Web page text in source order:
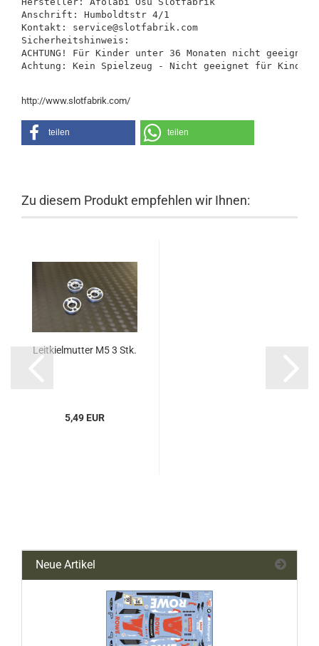
Anschrift: Humboldtstr 4/1
Kontakt: service@slotfabrik.com
Sicherheitshinweis:
ACHTUNG! Für Kinder unter 36 Monaten nicht
Achtung: Kein Spielzeug - Nicht geeignet für Kinder
http://www.slotfabrik.com/
teilen teilen
Zu diesem Produkt empfehlen wir Ihnen:
Leitkielmutter M5 3 Stk.
5,49 EUR
Neue Artikel